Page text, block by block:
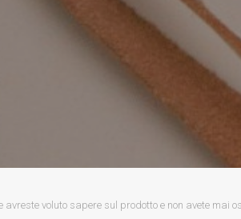
avreste voluto sapere sul prodotto e non avete mai